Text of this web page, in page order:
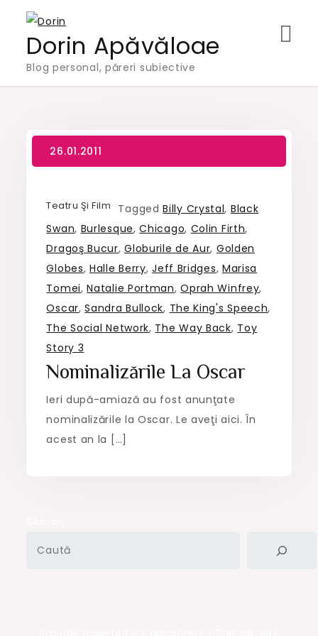
contentDorin Apăvăloae
Blog personal, păreri subiective
Teatru Şi Film TaggedBilly Crystal, Black
Swan, Burlesque,Chicago, Colin Firth,
Dragoş Bucur,Globurile de Aur, Golden
Globes,Halle Berry,Jeff Bridges, Marisa
Tomei,Natalie Portman,Oprah Winfrey,
Oscar,Sandra Bullock, The King's Speech,
The Social Network, The Way Back, Toy
Story 3
Nominalizările La Oscar
Ieri după-amiază au fost anunţate
nominalizările la Oscar. Le aveţi aici. În
acest an la […]